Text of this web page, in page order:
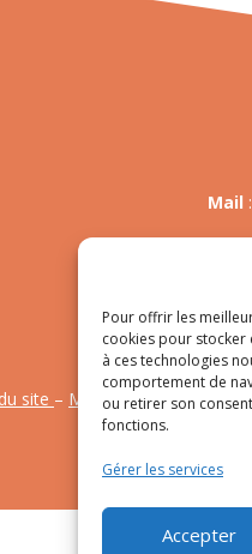
Pour offrir les
cookies pour stocker
à ces technologies
comportement de
ou retirer son
fonctions.
Gérer les services
Accepter
Mail :
site – Mention Légales